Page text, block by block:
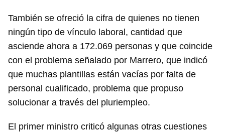
También se ofreció la cifra de quienes no tienen
ningún tipo de vínculo laboral, cantidad que
asciende ahora a 172.069 personas y que coincide
con el problema señalado por Marrero, que indicó
que muchas plantillas están vacías por falta de
personal cualificado, problema que propuso
solucionar a través del pluriempleo.
El primer ministro criticó algunas otras cuestiones